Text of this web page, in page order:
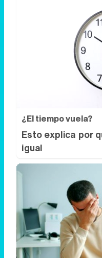
¿El tiempo vuela?
Esto explica por
¿Te pasa esto?
6 señales claras
descansar más